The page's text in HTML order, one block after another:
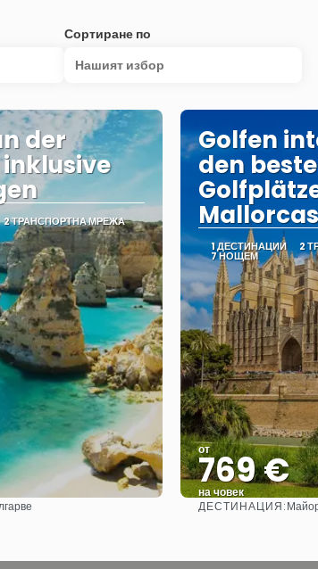
Сортиране по
Нашият избор
der
2 ТРАНСПОРТНА МРЕЖА
Вижте
Golfen
den
1 ДЕСТИНАЦИИ 2
7 НОЩЕМ
от
769 €
на човек
ДЕСТИНАЦИЯ: